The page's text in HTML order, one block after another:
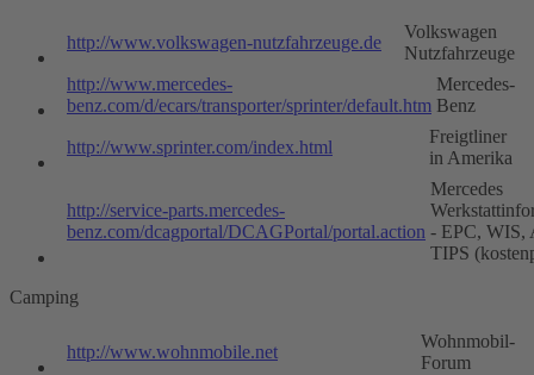
http://www.volkswagen-nutzfahrzeuge.de
Volkswagen
Nutzfahrzeuge
http://www.mercedes-
benz.com/d/ecars/transporter/sprinter/default.htm
Mercedes-
Benz
http://www.sprinter.com/index.html
Freigtliner
in Amerika
http://service-parts.mercedes-
benz.com/dcagportal/DCAGPortal/portal.action
Mercedes
- EPC, WIS,
TIPS
Camping
http://www.wohnmobile.net
Wohnmobil-
Forum